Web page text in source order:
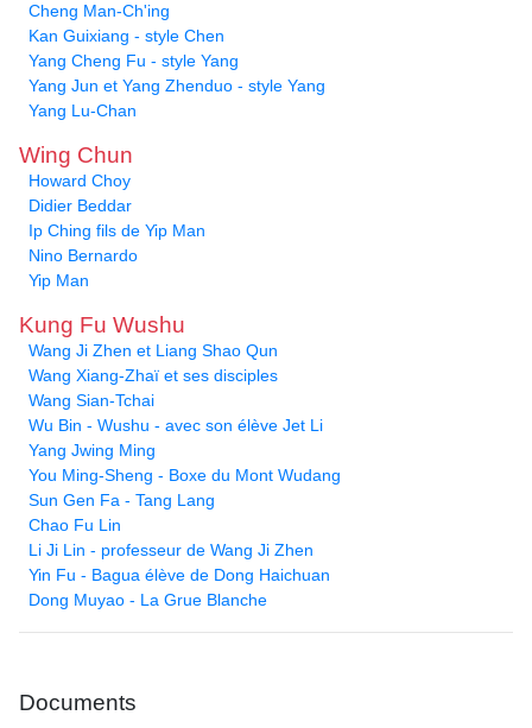
Cheng Man-Ch'ing
Kan Guixiang - style Chen
Yang Cheng Fu - style Yang
Yang Jun et Yang Zhenduo - style Yang
Yang Lu-Chan
Wing Chun
Howard Choy
Didier Beddar
Ip Ching fils de Yip Man
Nino Bernardo
Yip Man
Kung Fu Wushu
Wang Ji Zhen et Liang Shao Qun
Wang Xiang-Zhaï et ses disciples
Wang Sian-Tchai
Wu Bin - Wushu - avec son élève Jet Li
Yang Jwing Ming
You Ming-Sheng - Boxe du Mont Wudang
Sun Gen Fa - Tang Lang
Chao Fu Lin
Li Ji Lin - professeur de Wang Ji Zhen
Yin Fu - Bagua élève de Dong Haichuan
Dong Muyao - La Grue Blanche
Documents